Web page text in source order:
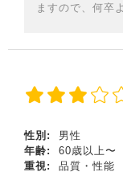
ますので、何卒
性別:
男性
年齢:
60歳以上〜
重視:
品質・性能